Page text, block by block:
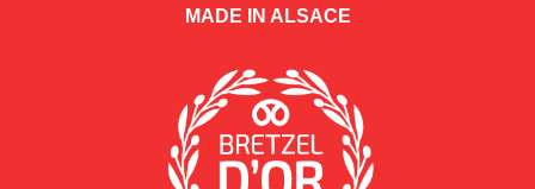
MADE IN ALSACE